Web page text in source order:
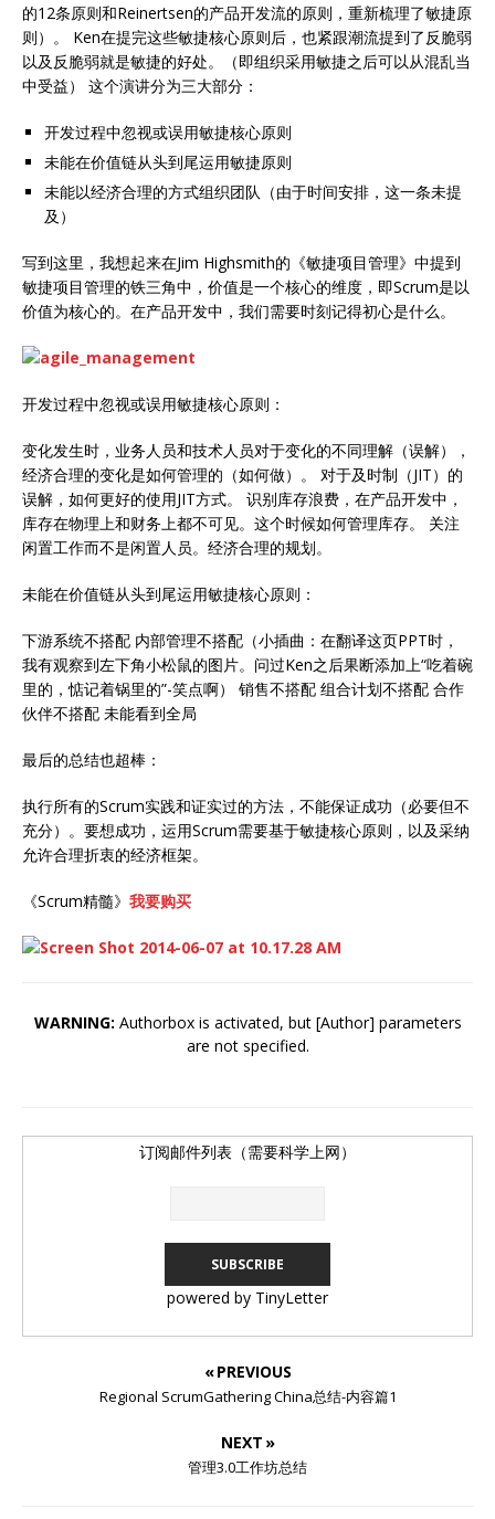
的12条原则和Reinertsen的产品开发流的原则，重新梳理了敏捷原
则）。 Ken在提完这些敏捷核心原则后，也紧跟潮流提到了反脆弱
以及反脆弱就是敏捷的好处。（即组织采用敏捷之后可以从混乱当
中受益） 这个演讲分为三大部分：
开发过程中忽视或误用敏捷核心原则
未能在价值链从头到尾运用敏捷原则
未能以经济合理的方式组织团队（由于时间安排，这一条未提
及）
写到这里，我想起来在Jim Highsmith的《敏捷项目管理》中提到
敏捷项目管理的铁三角中，价值是一个核心的维度，即Scrum是以
价值为核心的。在产品开发中，我们需要时刻记得初心是什么。
开发过程中忽视或误用敏捷核心原则：
变化发生时，业务人员和技术人员对于变化的不同理解（误解），
经济合理的变化是如何管理的（如何做）。 对于及时制（JIT）的
误解，如何更好的使用JIT方式。 识别库存浪费，在产品开发中，
库存在物理上和财务上都不可见。这个时候如何管理库存。 关注
闲置工作而不是闲置人员。经济合理的规划。
未能在价值链从头到尾运用敏捷核心原则：
下游系统不搭配 内部管理不搭配（小插曲：在翻译这页PPT时，
我有观察到左下角小松鼠的图片。问过Ken之后果断添加上“吃着碗
里的，惦记着锅里的”-笑点啊） 销售不搭配 组合计划不搭配 合作
伙伴不搭配 未能看到全局
最后的总结也超棒：
执行所有的Scrum实践和证实过的方法，不能保证成功（必要但不
充分）。要想成功，运用Scrum需要基于敏捷核心原则，以及采纳
允许合理折衷的经济框架。
《Scrum精髓》 我要购买
WARNING: Authorbox is activated, but [Author] parameters
are not specified.
订阅邮件列表（需要科学上网）
powered by TinyLetter
« PREVIOUS
Regional ScrumGathering China总结-内容篇1
NEXT »
管理3.0工作坊总结